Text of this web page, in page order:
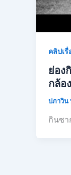
คลิปเรื่
ย่อง
กล้อ
ปภาวิน
กินซา